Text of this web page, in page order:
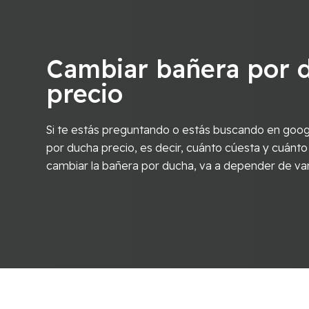
Cambiar bañera por
precio
Si te estás preguntando o estás buscando en
por ducha precio, es decir, cuánto cúesta y
cambiar la bañera por ducha, va a depender de